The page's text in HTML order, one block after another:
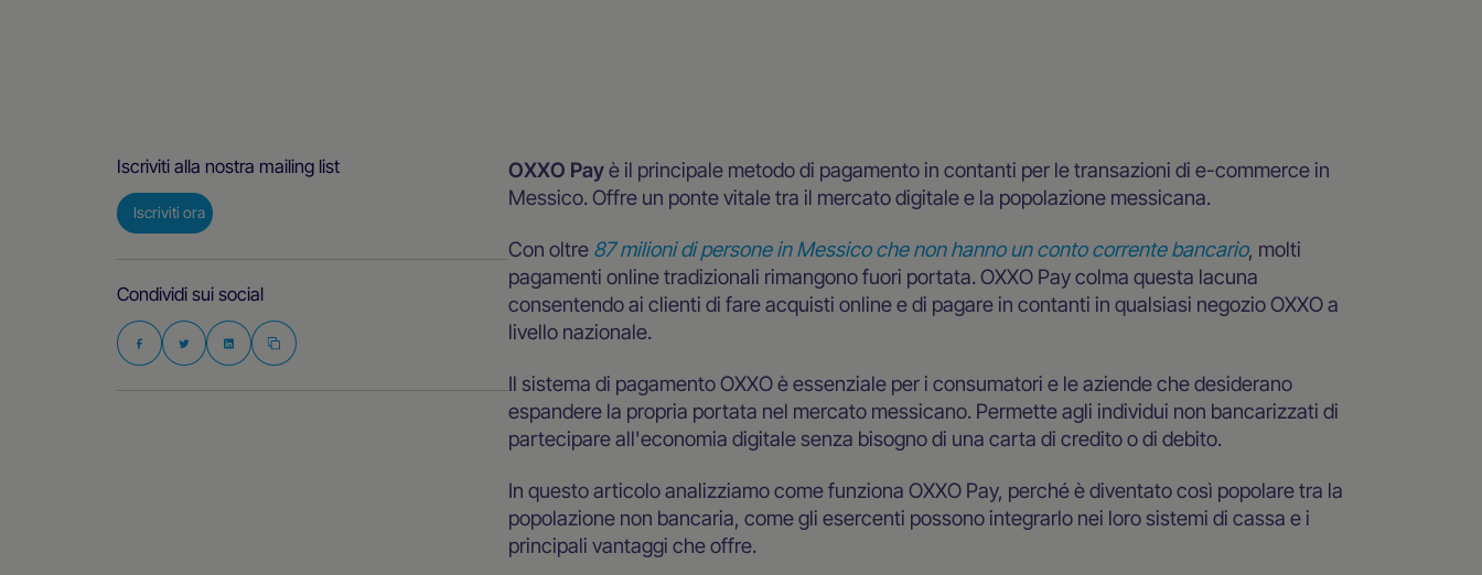
Iscriviti alla nostra mailing list
Iscriviti ora
Condividi sui social
OXXO Payè il principale metodo di pagamento in contanti per le transazioni di e-commerce in
Messico. Offre un ponte vitale tra il mercato digitale e la popolazione messicana.
Con oltre 87 milioni di persone in Messico che non hanno un conto corrente bancario, molti
pagamenti online tradizionali rimangono fuori portata. OXXO Pay colma questa lacuna
consentendo ai clienti di fare acquisti online e di pagare in contanti in qualsiasi negozio OXXO a
livello nazionale.
Il sistema di pagamento OXXO è essenziale per i consumatori e le aziende che desiderano
espandere la propria portata nel mercato messicano. Permette agli individui non bancarizzati di
partecipare all'economia digitale senza bisogno di una carta di credito o di debito.
In questo articolo analizziamo come funziona OXXO Pay, perché è diventato così popolare tra la
popolazione non bancaria, come gli esercenti possono integrarlo nei loro sistemi di cassa e i
principali vantaggi che offre.